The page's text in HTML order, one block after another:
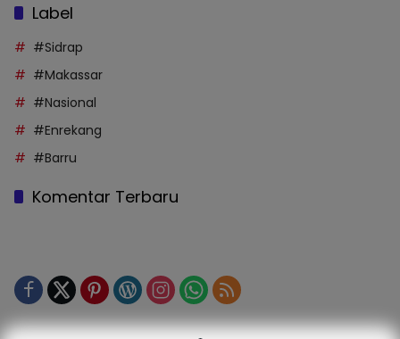
Label
#Sidrap
#Makassar
#Nasional
#Enrekang
#Barru
Komentar Terbaru